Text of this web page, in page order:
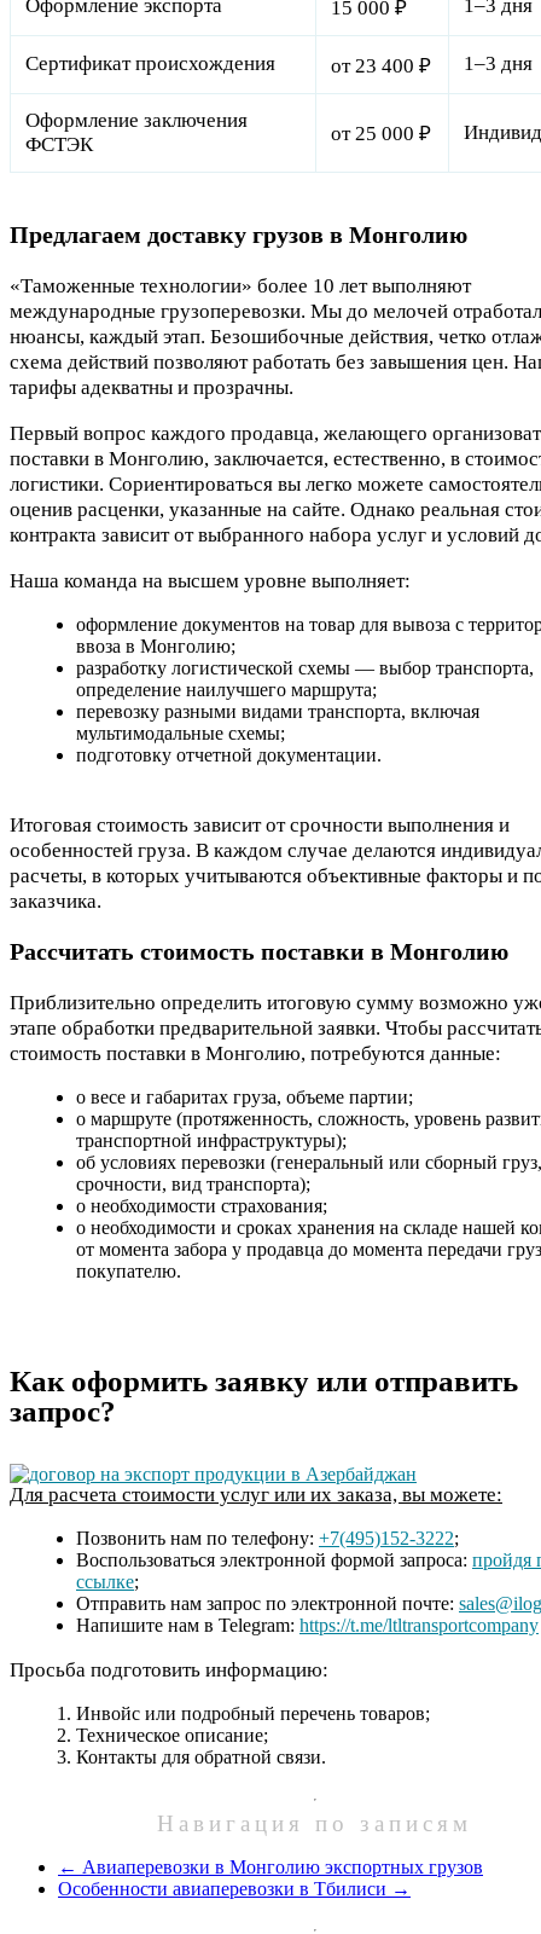
Оформление экспорта 15 000 ₽ 1–3 дня
Сертификат происхождения от 23 400 ₽ 1–3 дня
Оформление заключения
ФСТЭК
от 25 000 ₽
Предлагаем доставку грузов в Монголию
«Таможенные технологии» более 10 лет выполняют
международные грузоперевозки. Мы до мелочей
нюансы, каждый этап. Безошибочные действия, четко
схема действий позволяют работать без завышения цен.
тарифы адекватны и прозрачны.
Первый вопрос каждого продавца, желающего
поставки в Монголию, заключается, естественно, в
логистики. Сориентироваться вы легко можете
оценив расценки, указанные на сайте. Однако реальная
контракта зависит от выбранного набора услуг и условий
Наша команда на высшем уровне выполняет:
оформление документов на товар для вывоза с
ввоза в Монголию;
разработку логистической схемы — выбор транспорта,
определение наилучшего маршрута;
перевозку разными видами транспорта, включая
мультимодальные схемы;
подготовку отчетной документации.
Итоговая стоимость зависит от срочности выполнения и
особенностей груза. В каждом случае делаются
расчеты, в которых учитываются объективные факторы и
заказчика.
Рассчитать стоимость поставки в Монголию
Приблизительно определить итоговую сумму возможно
этапе обработки предварительной заявки. Чтобы
стоимость поставки в Монголию, потребуются данные:
о весе и габаритах груза, объеме партии;
о маршруте (протяженность, сложность, уровень
транспортной инфраструктуры);
об условиях перевозки (генеральный или сборный
срочности, вид транспорта);
о необходимости страхования;
о необходимости и сроках хранения на складе нашей
от момента забора у продавца до момента передачи
покупателю.
Как оформить заявку или отправить
запрос?
Для расчета стоимости услуг или их заказа, вы можете:
Позвонить нам по телефону: +7(495)152-3222;
Воспользоваться электронной формой запроса: пройдя
ссылке;
Отправить нам запрос по электронной почте:
Напишите нам в Telegram: https://t.me/ltltransportcompany
Просьба подготовить информацию:
Инвойс или подробный перечень товаров;
Техническое описание;
Контакты для обратной связи.
Навигация по записям
← Авиаперевозки в Монголию экспортных грузов
Особенности авиаперевозки в Тбилиси →